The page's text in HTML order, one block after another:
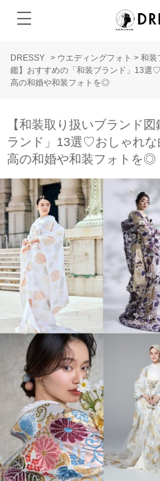
DRESSY > ウエディングフォト > 和装
鑑】おすすめの「和装ブランド」13選
高の和婚や和装フォトを◎
【和装取り扱いブランド
ランド」13選♡おしゃれ
高の和婚や和装フォトを◎